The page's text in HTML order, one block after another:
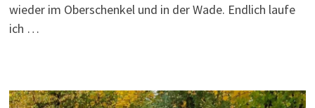
wieder im Oberschenkel und in der Wade. Endlich laufe
ich …